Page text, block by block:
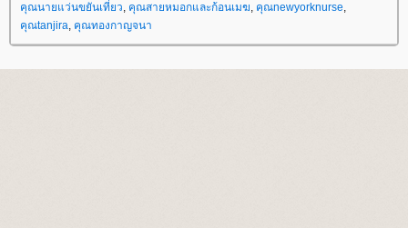
คุณนายแว่นขยันเที่ยว, คุณสายหมอกและก้อนเมฆ, คุณnewyorknurse,
คุณtanjira, คุณทองกาญจนา